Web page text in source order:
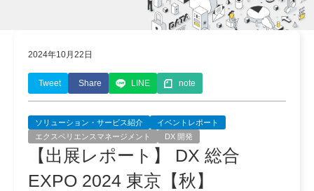
2024年10月22日
Tweet Share LINE note
ソリューション・サービス紹介
イベントレポート
エクスペリエンスマネージメント
DX 開発
【出展レポート】 DX 総合
EXPO 2024 東京【秋】